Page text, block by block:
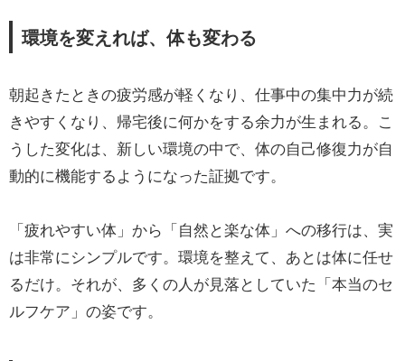
環境を変えれば、体も変わる
朝起きたときの疲労感が軽くなり、仕事中の集中力が続
きやすくなり、帰宅後に何かをする余力が生まれる。こ
うした変化は、新しい環境の中で、体の自己修復力が自
動的に機能するようになった証拠です。
「疲れやすい体」から「自然と楽な体」への移行は、実
は非常にシンプルです。環境を整えて、あとは体に任せ
るだけ。それが、多くの人が見落としていた「本当のセ
ルフケア」の姿です。